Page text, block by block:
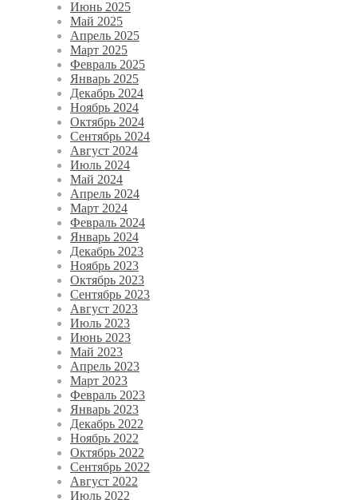
Июнь 2025
Май 2025
Апрель 2025
Март 2025
Февраль 2025
Январь 2025
Декабрь 2024
Ноябрь 2024
Октябрь 2024
Сентябрь 2024
Август 2024
Июль 2024
Май 2024
Апрель 2024
Март 2024
Февраль 2024
Январь 2024
Декабрь 2023
Ноябрь 2023
Октябрь 2023
Сентябрь 2023
Август 2023
Июль 2023
Июнь 2023
Май 2023
Апрель 2023
Март 2023
Февраль 2023
Январь 2023
Декабрь 2022
Ноябрь 2022
Октябрь 2022
Сентябрь 2022
Август 2022
Июль 2022